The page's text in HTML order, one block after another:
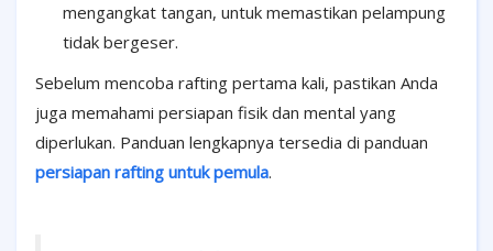
mengangkat tangan, untuk memastikan pelampung
tidak bergeser.
Sebelum mencoba rafting pertama kali, pastikan Anda
juga memahami persiapan fisik dan mental yang
diperlukan. Panduan lengkapnya tersedia di panduan
persiapan rafting untuk pemula.